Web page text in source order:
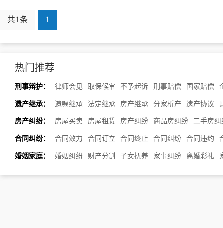
共1条 1
热门推荐
刑事辩护： 律师会见 取保候审 不予起诉 刑事赔偿 国家赔偿
遗产继承： 遗嘱继承 法定继承 房产继承 分家析产 遗产协议
房产纠纷： 房屋买卖 房屋租赁 房产纠纷 商品房纠纷 二手房纠
合同纠纷： 合同效力 合同订立 合同终止 合同纠纷 合同违约
婚姻家庭： 婚姻纠纷 财产分割 子女抚养 家事纠纷 离婚彩礼